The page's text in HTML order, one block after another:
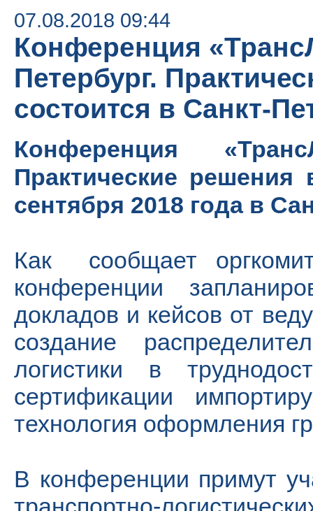
07.08.2018 09:44
Конференция
Петербург.
состоится в Санкт-
Конференция
Практические решения
сентября 2018 года в
Как сообщает
конференции
докладов и кейсов от
создание
логистики в
сертификации
технология оформления
В конференции примут